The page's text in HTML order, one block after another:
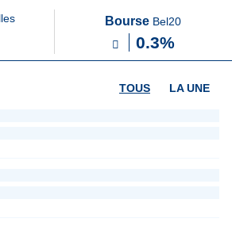
Bourse Bel20
0.3%
LA UNE
TOUS